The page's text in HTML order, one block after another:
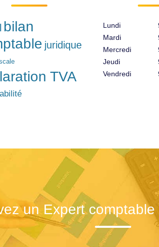
bilan
juridique
TVA
Lundi
Mardi
Mercredi
Jeudi
Vendredi
un Expert